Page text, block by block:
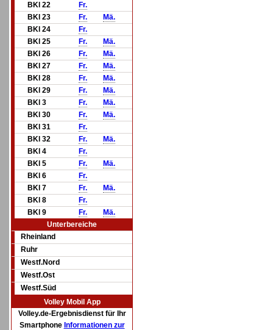
BKl 22
Fr.
BKl 23
Fr.
Mä.
BKl 24
Fr.
BKl 25
Fr.
Mä.
BKl 26
Fr.
Mä.
BKl 27
Fr.
Mä.
BKl 28
Fr.
Mä.
BKl 29
Fr.
Mä.
BKl 3
Fr.
Mä.
BKl 30
Fr.
Mä.
BKl 31
Fr.
BKl 32
Fr.
Mä.
BKl 4
Fr.
BKl 5
Fr.
Mä.
BKl 6
Fr.
BKl 7
Fr.
Mä.
BKl 8
Fr.
BKl 9
Fr.
Mä.
Unterbereiche
Rheinland
Ruhr
Westf.Nord
Westf.Ost
Westf.Süd
Volley Mobil App
Volley.de-Ergebnisdienst für Ihr
Smartphone Informationen zur